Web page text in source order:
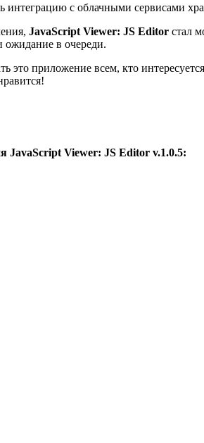
с облачными сервисами
JavaScript Viewer: JS Editor стал
ожидание в очереди.
это приложение всем, кто
JavaScript Viewer: JS Editor v.1.0.5: